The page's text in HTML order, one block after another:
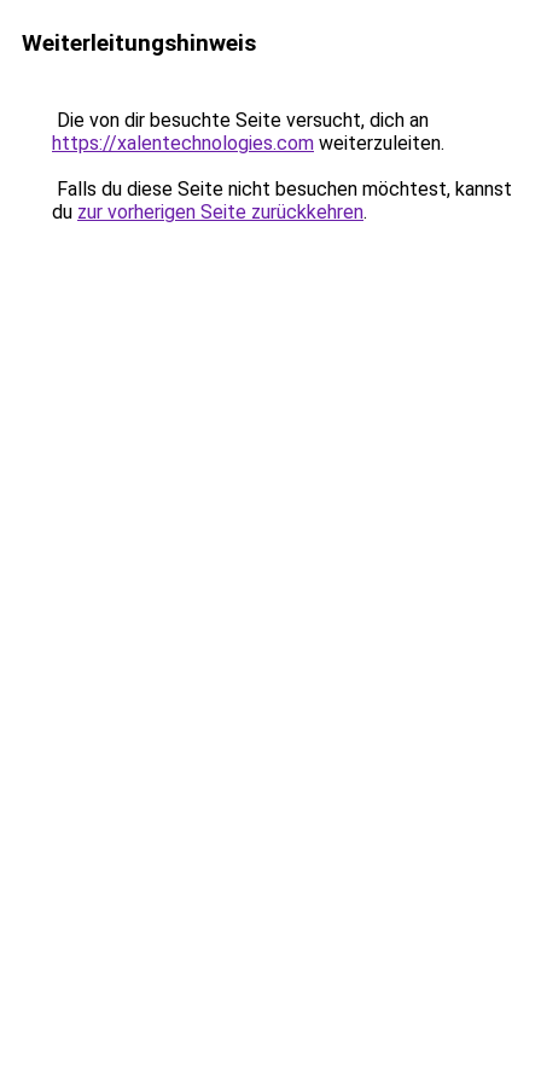
Weiterleitungshinweis
Die von dir besuchte Seite versucht, dich an
https://xalentechnologies.com weiterzuleiten.
Falls du diese Seite nicht besuchen möchtest, kannst
du zur vorherigen Seite zurückkehren.